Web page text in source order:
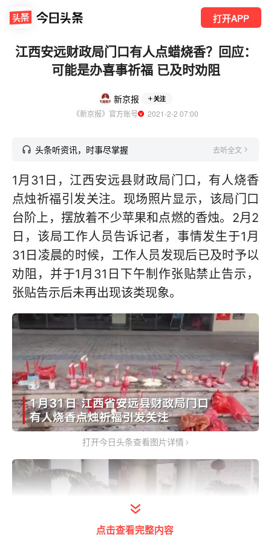
打开APP
江西安远财政局门口有人点蜡烧香？回应：
可能是办喜事祈福 已及时劝阻
新京报 关注
《新京报》官方账号
  2021-2-2 07:00
头条听资讯，时事尽掌握 去听全文
1月31日，江西安远县财政局门口，有人烧香
点烛祈福引发关注。现场照片显示，该局门口
台阶上，摆放着不少苹果和点燃的香烛。2月2
日，该局工作人员告诉记者，事情发生于1月
31日凌晨的时候，工作人员发现后已及时予以
劝阻，并于1月31日下午制作张贴禁止告示，
张贴告示后未再出现该类现象。
打开今日头条查看图片详情
点击查看完整内容